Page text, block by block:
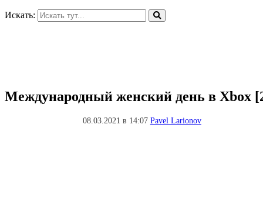
Искать:
Международный женский день в Xbox
08.03.2021 в 14:07 Pavel Larionov